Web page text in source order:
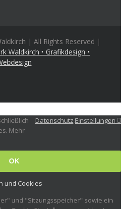
| All Rights Reserved |
Waldkirch • Grafikdesign •
Mehr
Datenschutz.Einstellungen
OK
und Cookies
und "Sitzungsspeicher" sowie ein